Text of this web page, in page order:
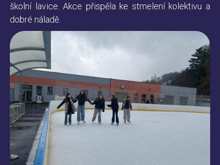
školní lavice. Akce přispěla ke stmelení kolektivu a
dobré náladě.